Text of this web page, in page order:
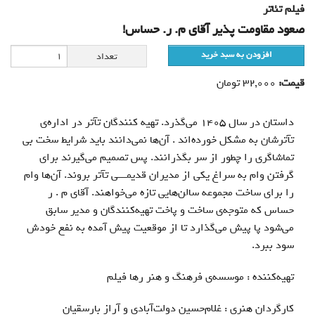
عضویت
فیلم تئاتر
صعود مقاومت پذیر آقای م. ر. حساس!
افزودن به سبد خرید تعداد
قیمت: 32,000تومان
داستان در سال 1405 می‌گذرد. تهیه کنندگان تآتر در اداره‌ی
تآترشان به مشکل خورده‌اند . آن‌ها نمی‌دانند باید شرایط سخت بی
تماشاگری را چطور از سر بگذرانند. پس تصمیم می‌گیرند برای
گرفتن وام به سراغ یکی از مدیران قدیمـــی تآتر بروند. آن‌ها وام
را برای ساخت مجموعه سالن‌هایی تازه می‌خواهند. آقای م . ر
حساس که متوجه‌ی ساخت و پاخت تهیه‌کنندگان و مدیر سابق
می‌شود پا پیش می‌گذارد تا از موقعیت پیش آمده به نفع خودش
سود ببرد.
تهیه‌کننده : موسسه‌ی فرهنگ و هنر رها فیلم
کارگردان هنری : غلام‌حسین دولت‌آبادی و آراز بارسقیان